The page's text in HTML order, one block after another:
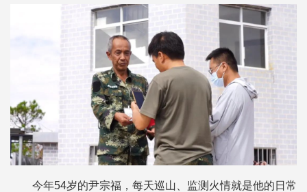
今年54岁的尹宗福，每天巡山、监测火情就是他的日常